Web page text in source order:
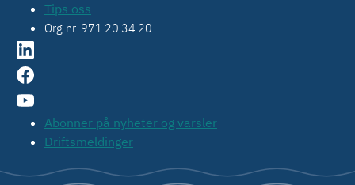
Tips oss
Org.nr. 971 20 34 20
Abonner på nyheter og varsler
Driftsmeldinger